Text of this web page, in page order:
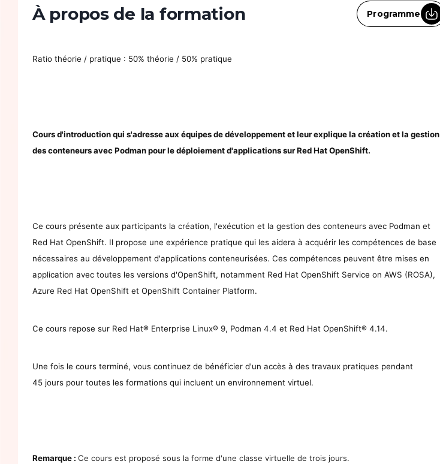
À propos de la formation Programme
Ratio théorie / pratique : 50% théorie / 50% pratique
Cours d'introduction qui s'adresse aux équipes de développement et leur explique la création et la gestion
des conteneurs avec Podman pour le déploiement d'applications sur Red Hat OpenShift.
Ce cours présente aux participants la création, l'exécution et la gestion des conteneurs avec Podman et
Red Hat OpenShift. Il propose une expérience pratique qui les aidera à acquérir les compétences de base
nécessaires au développement d'applications conteneurisées. Ces compétences peuvent être mises en
application avec toutes les versions d'OpenShift, notamment Red Hat OpenShift Service on AWS (ROSA),
Azure Red Hat OpenShift et OpenShift Container Platform.
Ce cours repose sur Red Hat® Enterprise Linux® 9, Podman 4.4 et Red Hat OpenShift® 4.14.
Une fois le cours terminé, vous continuez de bénéficier d'un accès à des travaux pratiques pendant
45 jours pour toutes les formations qui incluent un environnement virtuel.
Remarque : Ce cours est proposé sous la forme d'une classe virtuelle de trois jours.